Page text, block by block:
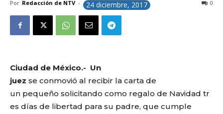
Por Redacción de NTV - 24 diciembre, 2017 0
Ciudad de México.- Un
juez se conmovió al recibir la carta de
un pequeño solicitando como regalo de Navidad tr
es días de libertad para su padre, que cumple